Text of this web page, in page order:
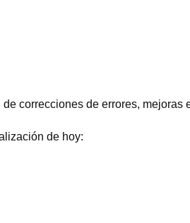
correcciones de errores, mejoras
de hoy: